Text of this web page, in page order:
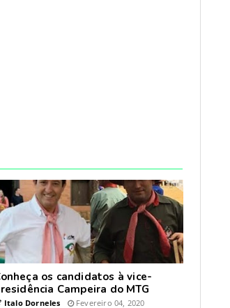
os candidatos à vice-
Campeira do MTG
Italo Dorneles Fevereiro 04, 2020